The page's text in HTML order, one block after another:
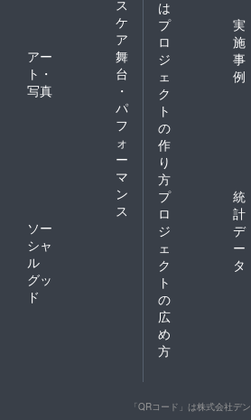
ス
ケ
ア
アー
ト・
写真
舞
台
・
パ
フ
ォ
ー
マ
ン
ス
ソー
シャ
ル
グッ
ド
は
プ
ロ
ジ
ェ
ク
ト
の
作
り
方
実
施
事
例
プ
ロ
ジ
ェ
ク
ト
の
広
め
方
統
計
デ
ー
タ
「QRコード」は株式会社デ